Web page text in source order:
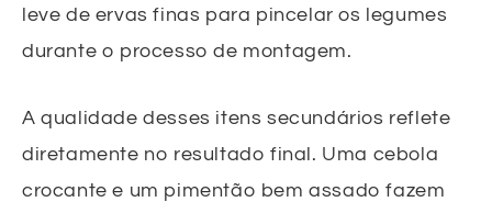
leve de ervas finas para pincelar os legumes
durante o processo de montagem.
A qualidade desses itens secundários reflete
diretamente no resultado final. Uma cebola
crocante e um pimentão bem assado fazem